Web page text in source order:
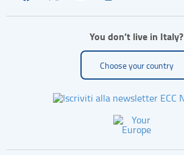
You don’t live in Italy?
Choose your country